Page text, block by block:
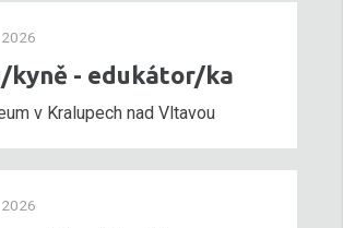
kyně - edukátor/ka
v Kralupech nad Vltavou